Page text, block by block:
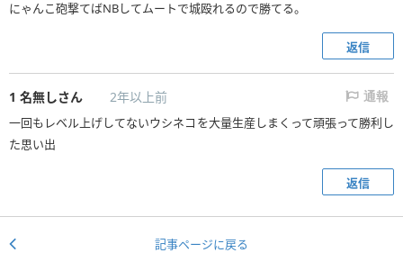
にゃんこ砲撃てばNBしてムートで城殴れるので勝てる。
返信
1 名無しさん 2年以上前 通報
一回もレベル上げしてないウシネコを大量生産しまくって頑張って勝利し
た思い出
返信
記事ページに戻る